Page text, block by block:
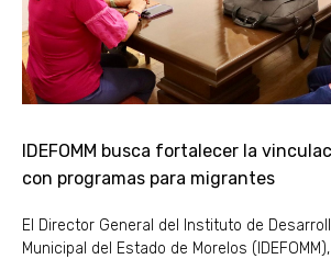
IDEFOMM busca fortalecer la
con programas para migrantes
El Director General del Instituto de
Municipal del Estado de Morelos